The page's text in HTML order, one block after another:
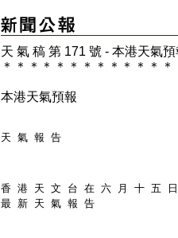
天 氣 稿 第 171 號 - 本港天氣
＊
＊ ＊ ＊ ＊ ＊ ＊ ＊ ＊ ＊ ＊ ＊ ＊
本港天氣預報
天 氣 報 告
香 港 天 文 台 在 六 月 十 五
最 新 天 氣 報 告